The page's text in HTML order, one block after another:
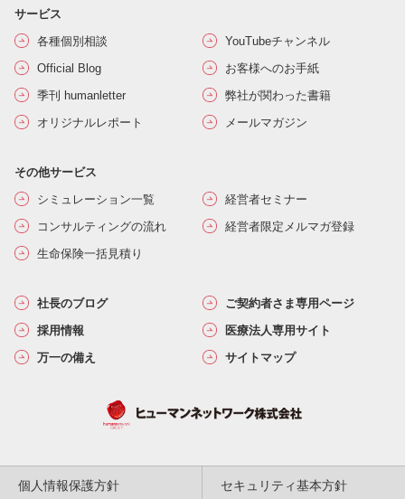
サービス
各種個別相談
YouTubeチャンネル
Official Blog
お客様へのお手紙
季刊 humanletter
弊社が関わった書籍
オリジナルレポート
メールマガジン
その他サービス
シミュレーション一覧
経営者セミナー
コンサルティングの流れ
経営者限定メルマガ登録
生命保険一括見積り
社長のブログ
ご契約者さま専用ページ
採用情報
医療法人専用サイト
万一の備え
サイトマップ
個人情報保護方針 セキュリティ基本方針